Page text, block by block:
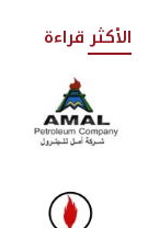
الأكثر قراءة